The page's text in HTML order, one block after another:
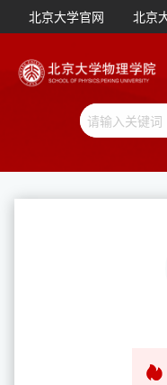
北京大学官网 北京